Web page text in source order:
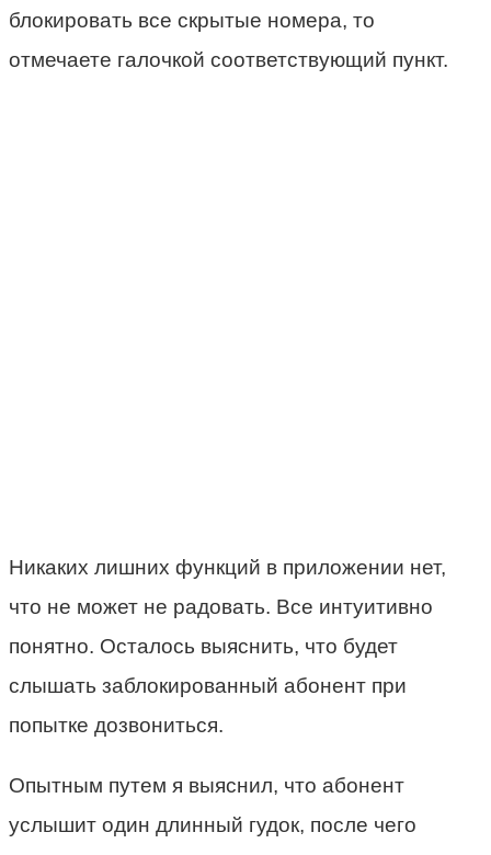
блокировать все скрытые номера, то
отмечаете галочкой соответствующий пункт.
Никаких лишних функций в приложении нет,
что не может не радовать. Все интуитивно
понятно. Осталось выяснить, что будет
слышать заблокированный абонент при
попытке дозвониться.
Опытным путем я выяснил, что абонент
услышит один длинный гудок, после чего